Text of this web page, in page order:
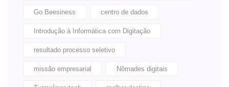
Go Beesiness centro de dados
Introdução à Informática com Digitação
resultado processo seletivo
missão empresarial Nômades digitais